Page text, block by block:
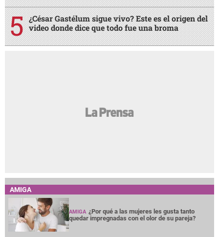
¿César Gastélum sigue vivo? Este es el origen del
video donde dice que todo fue una broma
AMIGA
AMIGA ¿Por qué a las mujeres les gusta tanto
quedar impregnadas con el olor de su pareja?